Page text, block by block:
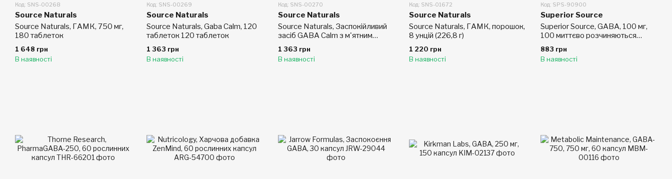
Код: SNS-00268
Source Naturals
Source Naturals, ГАМК, 750 мг,
180 таблеток
1 648 грн
В наявності
Код: SNS-00269
Source Naturals
Source Naturals, Gaba Calm, 120
таблеток 120 таблеток
1 363 грн
В наявності
Код: SNS-00270
Source Naturals
Source Naturals, Заспокійливий
засіб GABA Calm з м'ятним
смаком, 120 пастилок
1 363 грн
В наявності
Код: SNS-01672
Source Naturals
Source Naturals, ГАМК, порошок,
8 унцій (226,8 г)
1 220 грн
В наявності
Код: SPS-90900
Superior Source
Superior Source, GABA, 100 мг,
100 миттєво розчиняються
микротаблеток
883 грн
В наявності